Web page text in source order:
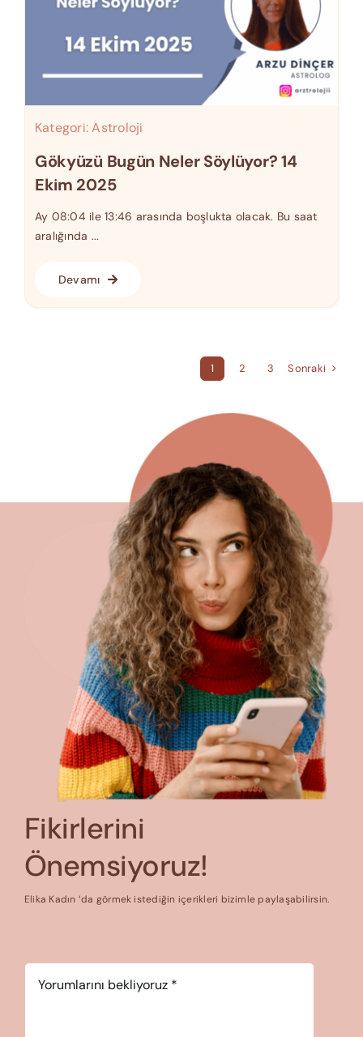
Kategori:Astroloji
Gökyüzü Bugün Neler Söylüyor? 14
Ekim 2025
Ay 08:04 ile 13:46 arasında boşlukta olacak. Bu saat
aralığında ...
Devamı
1 2 3 Sonraki
Fikirlerini
Önemsiyoruz!
Elika Kadın ‘da görmek istediğin içerikleri bizimle paylaşabilirsin.